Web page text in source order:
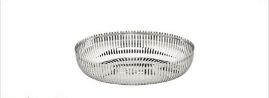
Copyright © 2001 - 2026 DGH - Alle Rechte vorbehalten.